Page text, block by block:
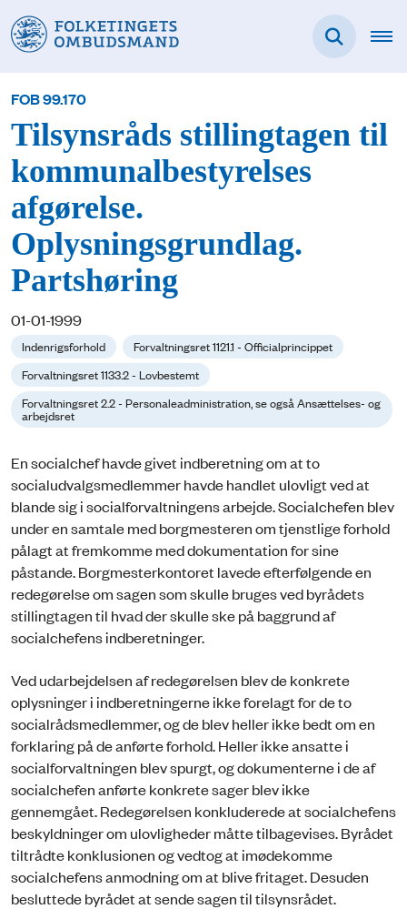
FOB 99.170
Tilsynsråds stillingtagen til
kommunalbestyrelses
afgørelse.
Oplysningsgrundlag.
Partshøring
01-01-1999
Indenrigsforhold
Forvaltningsret 1121.1 - Officialprincippet
Forvaltningsret 1133.2 - Lovbestemt
Forvaltningsret 2.2 - Personaleadministration, se også Ansættelses- og
arbejdsret
En socialchef havde givet indberetning om at to
socialudvalgsmedlemmer havde handlet ulovligt ved at
blande sig i socialforvaltningens arbejde. Socialchefen blev
under en samtale med borgmesteren om tjenstlige forhold
pålagt at fremkomme med dokumentation for sine
påstande. Borgmesterkontoret lavede efterfølgende en
redegørelse om sagen som skulle bruges ved byrådets
stillingtagen til hvad der skulle ske på baggrund af
socialchefens indberetninger.
Ved udarbejdelsen af redegørelsen blev de konkrete
oplysninger i indberetningerne ikke forelagt for de to
socialrådsmedlemmer, og de blev heller ikke bedt om en
forklaring på de anførte forhold. Heller ikke ansatte i
socialforvaltningen blev spurgt, og dokumenterne i de af
socialchefen anførte konkrete sager blev ikke
gennemgået. Redegørelsen konkluderede at socialchefens
beskyldninger om ulovligheder måtte tilbagevises. Byrådet
tiltrådte konklusionen og vedtog at imødekomme
socialchefens anmodning om at blive fritaget. Desuden
besluttede byrådet at sende sagen til tilsynsrådet.